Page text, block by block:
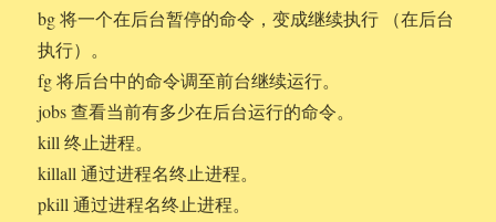
bg 将一个在后台暂停的命令，变成继续执行 （在后台
执行）。
fg 将后台中的命令调至前台继续运行。
jobs 查看当前有多少在后台运行的命令。
kill 终止进程。
killall 通过进程名终止进程。
pkill 通过进程名终止进程。